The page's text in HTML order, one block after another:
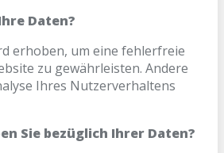
Daten?
erhoben, um eine fehlerfreie
zu gewährleisten. Andere
Ihres Nutzerverhaltens
Sie bezüglich Ihrer Daten?